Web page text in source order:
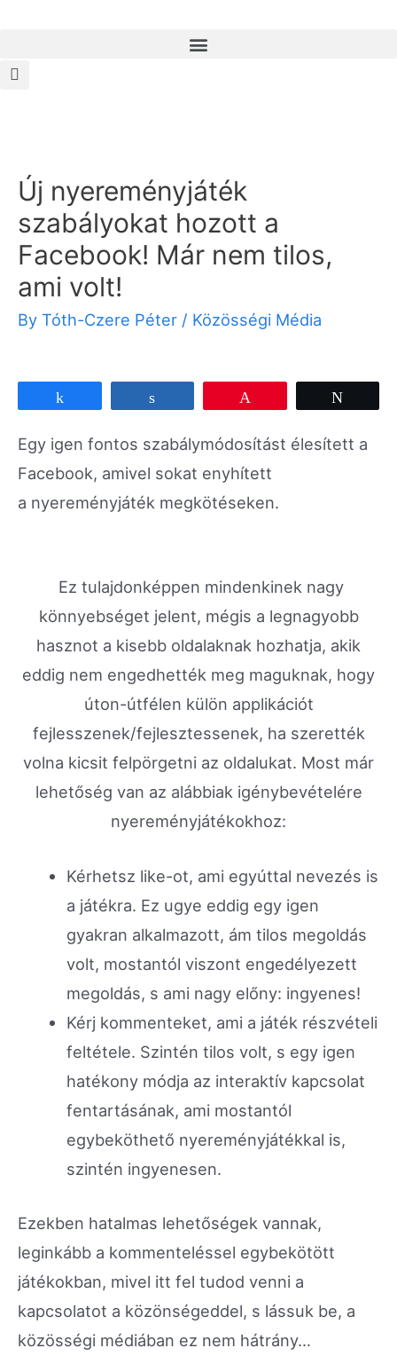
Új nyereményjáték
szabályokat hozott a
Facebook! Már nem tilos,
ami volt!
By Tóth-Czere Péter / Közösségi Média
Egy igen fontos szabálymódosítást élesített a
Facebook, amivel sokat enyhített
a nyereményjáték megkötéseken.
Ez tulajdonképpen mindenkinek nagy
könnyebséget jelent, mégis a legnagyobb
hasznot a kisebb oldalaknak hozhatja, akik
eddig nem engedhették meg maguknak, hogy
úton-útfélen külön applikációt
fejlesszenek/fejlesztessenek, ha szerették
volna kicsit felpörgetni az oldalukat. Most már
lehetőség van az alábbiak igénybevételére
nyereményjátékokhoz:
Kérhetsz like-ot, ami egyúttal nevezés is
a játékra. Ez ugye eddig egy igen
gyakran alkalmazott, ám tilos megoldás
volt, mostantól viszont engedélyezett
megoldás, s ami nagy előny: ingyenes!
Kérj kommenteket, ami a játék részvételi
feltétele. Szintén tilos volt, s egy igen
hatékony módja az interaktív kapcsolat
fentartásának, ami mostantól
egybeköthető nyereményjátékkal is,
szintén ingyenesen.
Ezekben hatalmas lehetőségek vannak,
leginkább a kommenteléssel egybekötött
játékokban, mivel itt fel tudod venni a
kapcsolatot a közönségeddel, s lássuk be, a
közösségi médiában ez nem hátrány…